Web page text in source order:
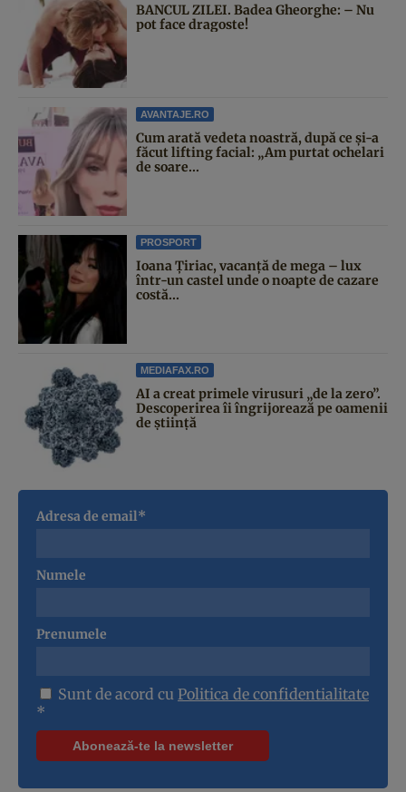
BANCUL ZILEI. Badea Gheorghe: – Nu
pot face dragoste!
AVANTAJE.RO
Cum arată vedeta noastră, după ce și-a
făcut lifting facial: „Am purtat ochelari
de soare...
PROSPORT
Ioana Țiriac, vacanță de mega – lux
într-un castel unde o noapte de cazare
costă...
MEDIAFAX.RO
AI a creat primele virusuri „de la zero”.
Descoperirea îi îngrijorează pe oamenii
de știință
Adresa de email*
Numele
Prenumele
Sunt de acord cu Politica de confidentialitate
*